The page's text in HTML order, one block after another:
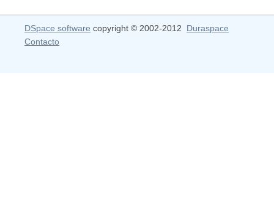
DSpace software copyright © 2002-2012 Duraspace
Contacto